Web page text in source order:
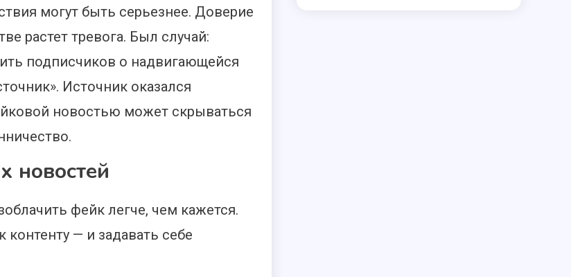
могут быть серьезнее. Доверие
растет тревога. Был случай:
подписчиков о надвигающейся
Источник оказался
новостью может скрываться
новостей
фейк легче, чем кажется.
— и задавать себе